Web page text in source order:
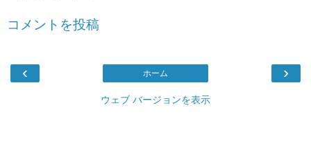
コメントを投稿
‹ ›
ホーム
ウェブ バージョンを表示